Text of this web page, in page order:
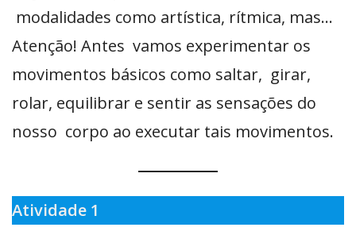
modalidades como artística, rítmica, mas…
Atenção! Antes vamos experimentar os
movimentos básicos como saltar, girar,
rolar, equilibrar e sentir as sensações do
nosso corpo ao executar tais movimentos.
Atividade 1